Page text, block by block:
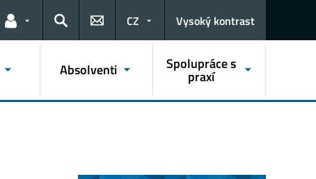
Odkazy pro uživatele
Hledat
CZ Vysoký kontrast
Absolventi Spolupráce s
praxí